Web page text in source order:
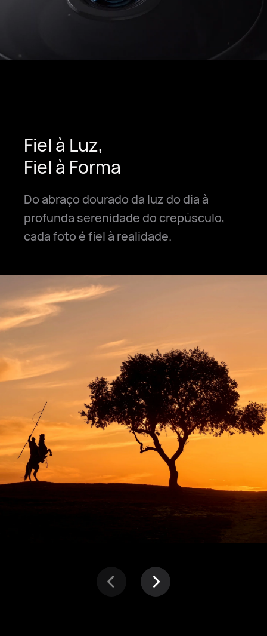
Fiel à Luz,
Fiel à Forma
Do abraço dourado da luz do dia à
profunda serenidade do crepúsculo,
cada foto é fiel à realidade.